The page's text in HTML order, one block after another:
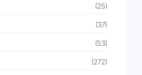
(25)
(37)
(53)
(272)